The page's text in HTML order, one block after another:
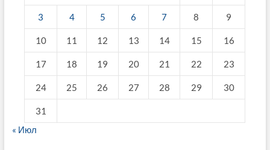
3 4 5 6 7 8 9
10 11 12 13 14 15 16
17 18 19 20 21 22 23
24 25 26 27 28 29 30
31
« Июл